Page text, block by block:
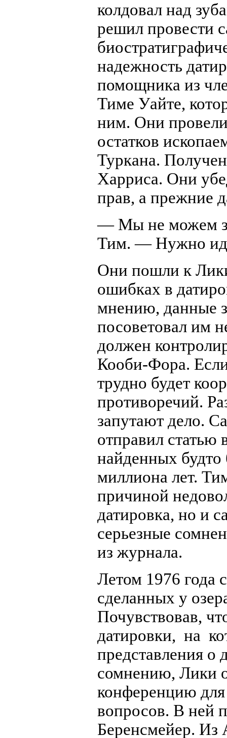
колдовал над
решил провести
надежность
помощника из
Тиме Уайте,
ним. Они
остатков
Туркана.
Харриса. Они
прав, а прежние
— Мы не можем
Тим. — Нужно
Они пошли к
ошибках в
мнению, данные
посоветовал им
должен
Кооби-Фора.
трудно будет
противоречий.
запутают дело.
отправил статью
найденных
миллиона лет.
причиной
датировка, но и
серьезные
из журнала.
Летом 1976 года
сделанных у
Почувствовав,
датировки, на
представления о
сомнению, Лики
конференцию
вопросов. В ней
Беренсмейер. Из